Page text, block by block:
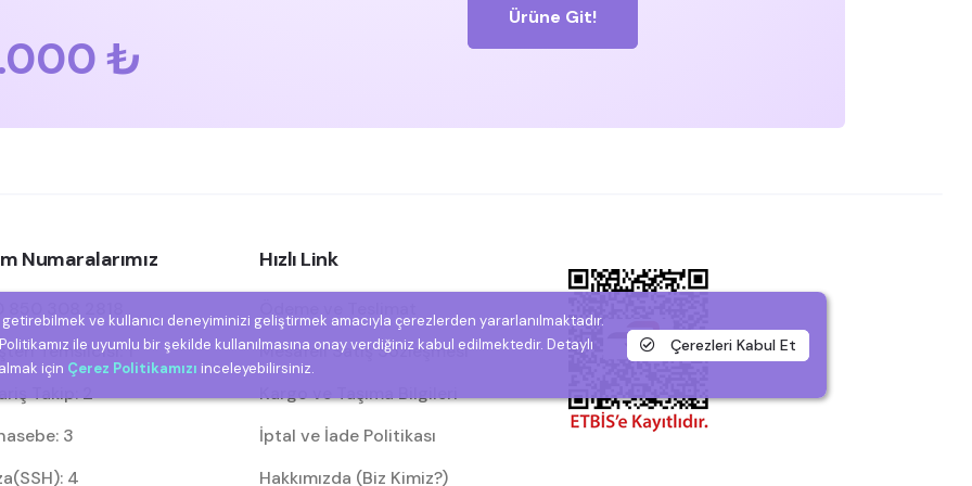
₺
Ürüne Git!
Numaralarımız
Temsilcisi: 1
Takip: 2
3
4
Hızlı Link
Mesafeli Satış Sözleşmesi
Kargo ve Taşıma Bilgileri
İptal ve İade Politikası
Hakkımızda (Biz Kimiz?)
getirebilmek ve kullanıcı deneyiminizi geliştirmek amacıyla çerezlerden yararlanılmaktadır.
ile uyumlu bir şekilde kullanılmasına onay verdiğiniz kabul edilmektedir. Detaylı
için Çerez Politikamızı inceleyebilirsiniz.
Çerezleri Kabul Et